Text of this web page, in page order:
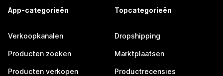
App-categorieën
Verkoopkanalen
Producten zoeken
Producten verkopen
Topcategorieën
Dropshipping
Marktplaatsen
Productrecensies